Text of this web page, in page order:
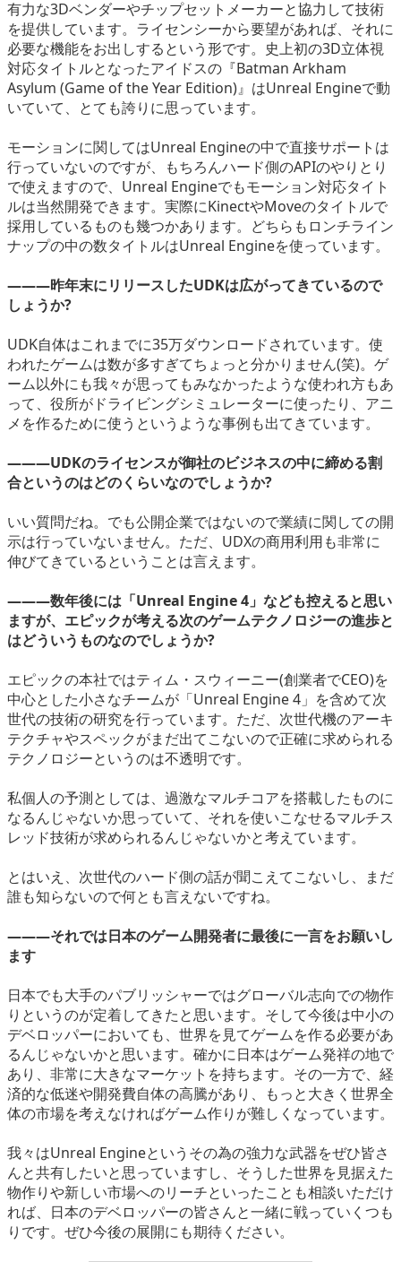
有力な3Dベンダーやチップセットメーカーと協力して技術
を提供しています。ライセンシーから要望があれば、それに
必要な機能をお出しするという形です。史上初の3D立体視
対応タイトルとなったアイドスの『Batman Arkham
Asylum (Game of the Year Edition)』はUnreal Engineで動
いていて、とても誇りに思っています。
モーションに関してはUnreal Engineの中で直接サポートは
行っていないのですが、もちろんハード側のAPIのやりとり
で使えますので、Unreal Engineでもモーション対応タイト
ルは当然開発できます。実際にKinectやMoveのタイトルで
採用しているものも幾つかあります。どちらもロンチライン
ナップの中の数タイトルはUnreal Engineを使っています。
―――昨年末にリリースしたUDKは広がってきているので
しょうか?
UDK自体はこれまでに35万ダウンロードされています。使
われたゲームは数が多すぎてちょっと分かりません(笑)。ゲ
ーム以外にも我々が思ってもみなかったような使われ方もあ
って、役所がドライビングシミュレーターに使ったり、アニ
メを作るために使うというような事例も出てきています。
―――UDKのライセンスが御社のビジネスの中に締める割
合というのはどのくらいなのでしょうか?
いい質問だね。でも公開企業ではないので業績に関しての開
示は行っていないません。ただ、UDXの商用利用も非常に
伸びてきているということは言えます。
―――数年後には「Unreal Engine 4」なども控えると思い
ますが、エピックが考える次のゲームテクノロジーの進歩と
はどういうものなのでしょうか?
エピックの本社ではティム・スウィーニー(創業者でCEO)を
中心とした小さなチームが「Unreal Engine 4」を含めて次
世代の技術の研究を行っています。ただ、次世代機のアーキ
テクチャやスペックがまだ出てこないので正確に求められる
テクノロジーというのは不透明です。
私個人の予測としては、過激なマルチコアを搭載したものに
なるんじゃないか思っていて、それを使いこなせるマルチス
レッド技術が求められるんじゃないかと考えています。
とはいえ、次世代のハード側の話が聞こえてこないし、まだ
誰も知らないので何とも言えないですね。
―――それでは日本のゲーム開発者に最後に一言をお願いし
ます
日本でも大手のパブリッシャーではグローバル志向での物作
りというのが定着してきたと思います。そして今後は中小の
デベロッパーにおいても、世界を見てゲームを作る必要があ
るんじゃないかと思います。確かに日本はゲーム発祥の地で
あり、非常に大きなマーケットを持ちます。その一方で、経
済的な低迷や開発費自体の高騰があり、もっと大きく世界全
体の市場を考えなければゲーム作りが難しくなっています。
我々はUnreal Engineというその為の強力な武器をぜひ皆さ
んと共有したいと思っていますし、そうした世界を見据えた
物作りや新しい市場へのリーチといったことも相談いただけ
れば、日本のデベロッパーの皆さんと一緒に戦っていくつも
りです。ぜひ今後の展開にも期待ください。